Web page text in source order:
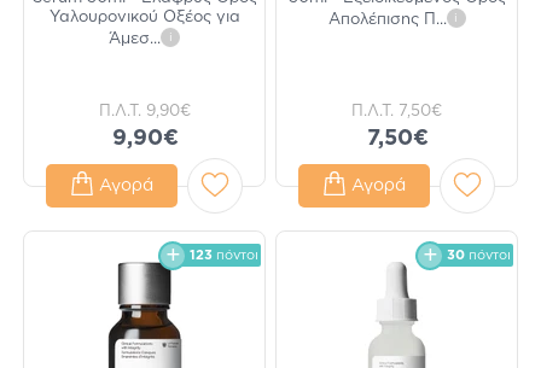
Υαλουρονικού Οξέος για
Άμεσ... i
Π.Λ.Τ. 9,90€
9,90€
Αγορά
Απολέπισης Π
... i
Π.Λ.Τ. 7,50€
7,50€
Αγορά
123 πόντοι 30 πόντοι